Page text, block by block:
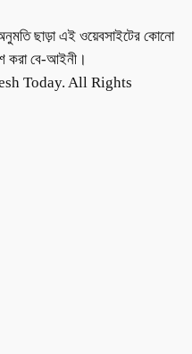
ছাড়া এই ওয়েবসাইটের কোনো
করা বে-আইনী।
Today. All Rights